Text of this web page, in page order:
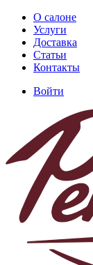
Перейти
основному
содержанию
Основная
навигация
О салоне
Услуги
Доставка
Статьи
Контакты
учётной
записи
Войти